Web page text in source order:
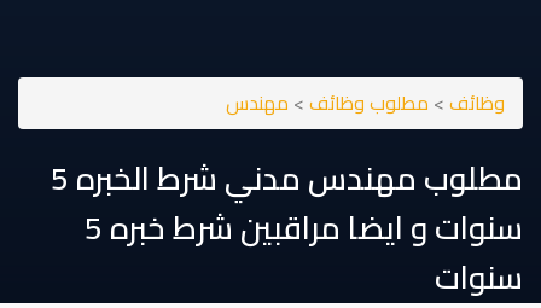
وظائف> مطلوب وظائف> مهندس
مطلوب مهندس مدني شرط الخبره 5
سنوات و ايضا مراقبين شرط خبره 5
سنوات